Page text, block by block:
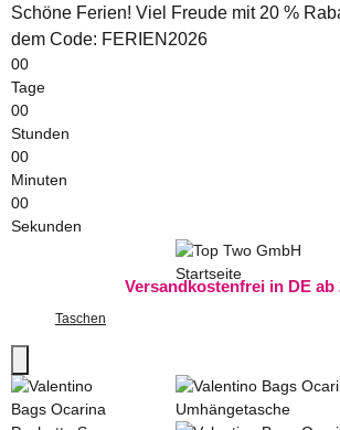
Schöne Ferien! Viel Freude mit 20 %
dem Code: FERIEN2026
00
Tage
00
Stunden
00
Minuten
00
Sekunden
Versandkostenfrei in DE ab
Taschen